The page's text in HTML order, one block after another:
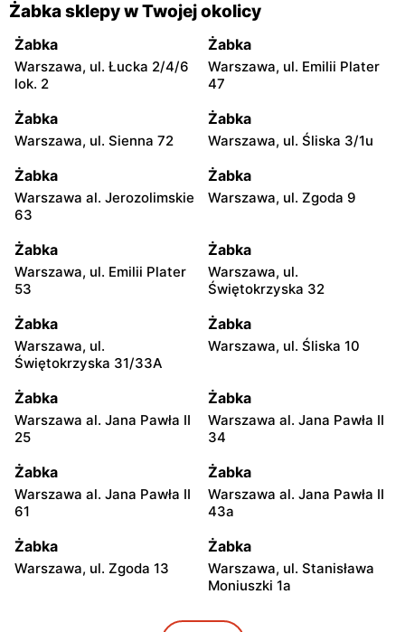
Żabka sklepy w Twojej okolicy
Żabka
Warszawa, ul. Łucka 2/4/6
lok. 2
Żabka
Warszawa, ul. Emilii Plater
47
Żabka
Warszawa, ul. Sienna 72
Żabka
Warszawa, ul. Śliska 3/1u
Żabka
Warszawa al. Jerozolimskie
63
Żabka
Warszawa, ul. Zgoda 9
Żabka
Warszawa, ul. Emilii Plater
53
Żabka
Warszawa, ul.
Świętokrzyska 32
Żabka
Warszawa, ul.
Świętokrzyska 31/33A
Żabka
Warszawa, ul. Śliska 10
Żabka
Warszawa al. Jana Pawła II
25
Żabka
Warszawa al. Jana Pawła II
34
Żabka
Warszawa al. Jana Pawła II
61
Żabka
Warszawa al. Jana Pawła II
43a
Żabka
Warszawa, ul. Zgoda 13
Żabka
Warszawa, ul. Stanisława
Moniuszki 1a
Żabka